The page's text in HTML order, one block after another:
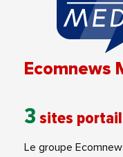
Ecomnews
3 sites
Le groupe